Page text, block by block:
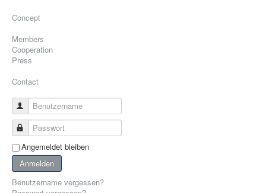
Concept
Members
Cooperation
Press
Contact
Benutzername
Passwort
Angemeldet bleiben
Anmelden
Benutzername vergessen?